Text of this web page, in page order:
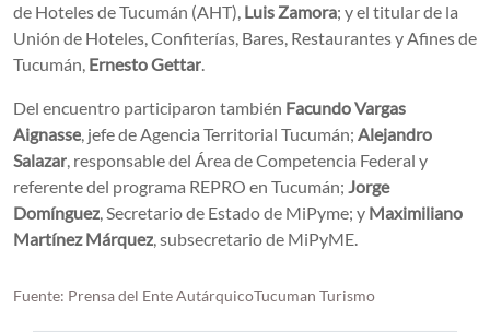
de Hoteles de Tucumán (AHT), Luis Zamora; y el titular de la
Unión de Hoteles, Confiterías, Bares, Restaurantes y Afines de
Tucumán, Ernesto Gettar.
Del encuentro participaron también Facundo Vargas
Aignasse, jefe de Agencia Territorial Tucumán; Alejandro
Salazar, responsable del Área de Competencia Federal y
referente del programa REPRO en Tucumán; Jorge
Domínguez, Secretario de Estado de MiPyme; y Maximiliano
Martínez Márquez, subsecretario de MiPyME.
Fuente: Prensa del Ente AutárquicoTucuman Turismo